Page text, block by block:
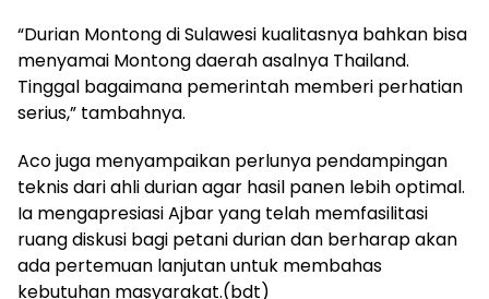
“Durian Montong di Sulawesi kualitasnya bahkan bisa
menyamai Montong daerah asalnya Thailand.
Tinggal bagaimana pemerintah memberi perhatian
serius,” tambahnya.
Aco juga menyampaikan perlunya pendampingan
teknis dari ahli durian agar hasil panen lebih optimal.
Ia mengapresiasi Ajbar yang telah memfasilitasi
ruang diskusi bagi petani durian dan berharap akan
ada pertemuan lanjutan untuk membahas
kebutuhan masyarakat.(bdt)